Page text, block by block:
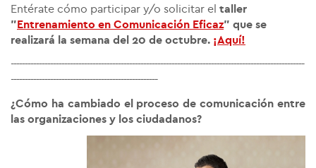
Entérate cómo participar y/o solicitar el taller
"Entrenamiento en Comunicación Eficaz" que se
realizará la semana del 20 de octubre. ¡Aquí!
--------------------------------------------------------------------------------------------------------
----------------------------------------------------
¿Cómo ha cambiado el proceso de comunicación entre
las organizaciones y los ciudadanos?